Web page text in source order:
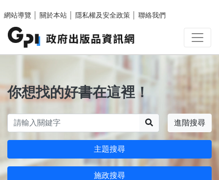
網站導覽
關於本站 隱私權及安全政策 聯絡我們
你想找的好書在這裡！
進階搜尋
主題搜尋
施政搜尋